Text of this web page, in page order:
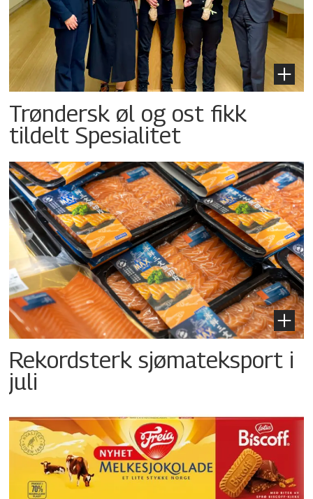
Trøndersk øl og ost fikk
tildelt Spesialitet
Rekordsterk sjømateksport i
juli